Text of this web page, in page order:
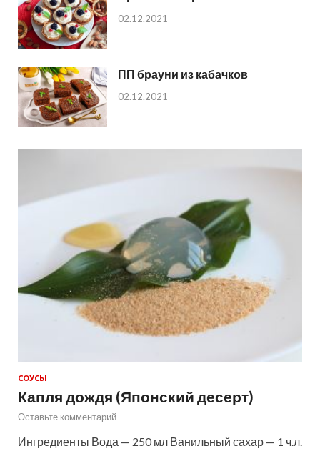
02.12.2021
ПП брауни из кабачков
02.12.2021
СОУСЫ
Капля дождя (Японский десерт)
Оставьте комментарий
Ингредиенты Вода — 250 мл Ванильный сахар — 1 ч.л.